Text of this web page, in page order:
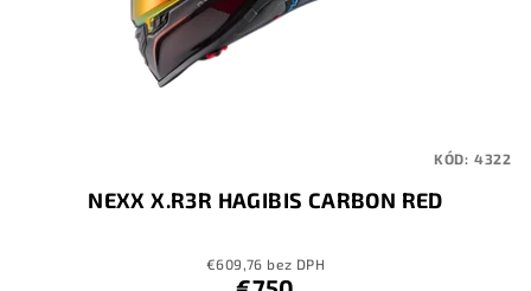
NEXX X.R3R HAGIBIS CARBON RED
€609,76 bez DPH
KÓD: 4322